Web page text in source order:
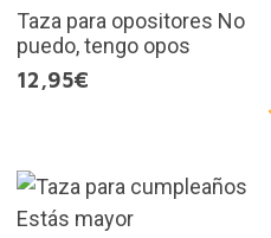
Taza para opositores No
puedo, tengo opos
12,95€